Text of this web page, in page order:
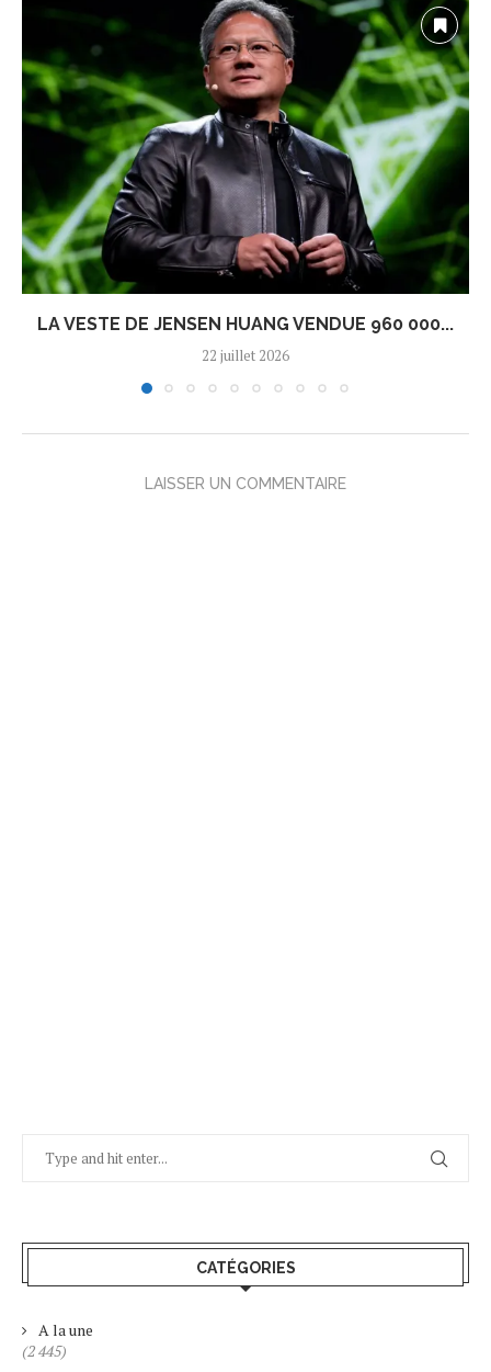
LA VESTE DE JENSEN HUANG VENDUE 960 000...
22 juillet 2026
LAISSER UN COMMENTAIRE
CATÉGORIES
A la une
(2 445)